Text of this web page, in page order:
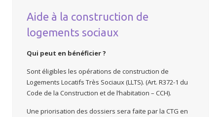
Aide à la construction de
logements sociaux
Qui peut en bénéficier?
Sont éligibles les opérations de construction de
Logements Locatifs Très Sociaux (LLTS). (Art. R372-1 du
Code de la Construction et de l’habitation – CCH).
Une priorisation des dossiers sera faite par la CTG en